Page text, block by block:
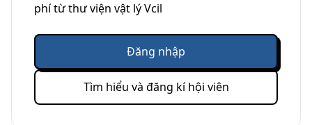
phí từ thư viện vật lý Vcil
Đăng nhập
Tìm hiểu và đăng kí hội viên